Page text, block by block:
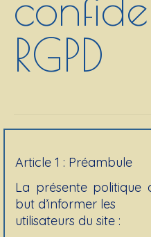
RGPD
Article 1 : Préambule
La présente politique
but d’informer les
utilisateurs du site :